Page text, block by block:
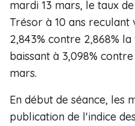
mardi 13 mars, le taux
Trésor à 10 ans reculant
2,843% contre 2,868%
baissant à 3,098%
mars.
En début de séance, les
publication de l'indice